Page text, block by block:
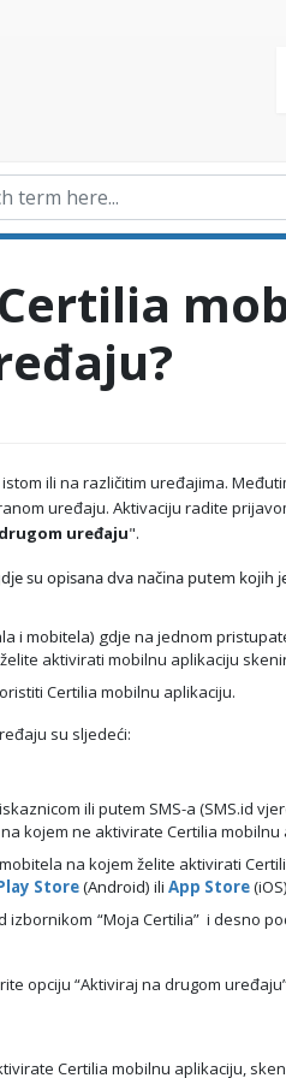
ili na različitim uređajima.
uređaju. Aktivaciju radite
uređaju".
su opisana dva načina putem kojih
i mobitela) gdje na jednom
aktivirati mobilnu aplikaciju
Certilia mobilnu aplikaciju.
su sljedeći:
ili putem SMS-a (SMS.id
kojem ne aktivirate Certilia mobilnu
na kojem želite aktivirati
Store(Android) ili App Store(iOS),
“Moja Certilia” i desno
opciju “Aktiviraj na drugom
Certilia mobilnu aplikaciju,